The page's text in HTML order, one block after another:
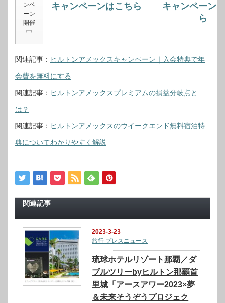
ンペ
ーン
開催
中
キャンペーンはこちら
キャンペーン
ら
関連記事： ヒルトンアメックスキャンペーン｜入会特典で年
会費を無料にする
関連記事： ヒルトンアメックスプレミアムの損益分岐点と
は？
関連記事： ヒルトンアメックスのウイークエンド無料宿泊特
典についてわかりやすく解説
関連記事
2023-3-23
旅行 プレスニュース
琉球ホテルリゾート那覇／ダ
ブルツリーbyヒルトン那覇首
里城「アースアワー2023×夢
＆未来そうぞうプロジェク